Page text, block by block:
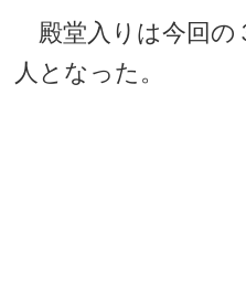
殿堂入りは今回の
人となった。